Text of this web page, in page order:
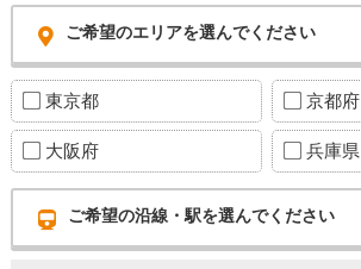
ご希望のエリアを選んでください
東京都 京都府
大阪府 兵庫県
ご希望の沿線・駅を選んでください